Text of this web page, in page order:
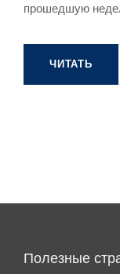
прошедшую
ЧИТАТЬ
Полезные